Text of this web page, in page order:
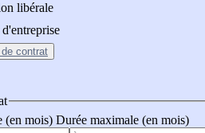
libérale
contrat
(en mois) Durée maximale (en mois)